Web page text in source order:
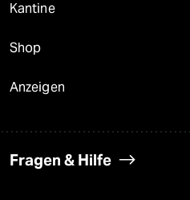
Kantine
Shop
Anzeigen
Fragen & Hilfe